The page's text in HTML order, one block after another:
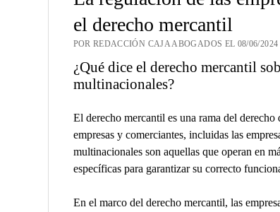
el derecho mercantil
POR REDACCIÓN CAJA ABOGADOS EL 08/06/2024
¿Qué dice el derecho mercantil
multinacionales?
El derecho mercantil es una rama del
empresas y comerciantes, incluidas las
multinacionales son aquellas que operan en
específicas para garantizar su correcto
En el marco del derecho mercantil, las